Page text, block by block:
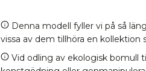
Denna modell fyller vi på så
vissa av dem tillhöra en
Vid odling av ekologisk bomull